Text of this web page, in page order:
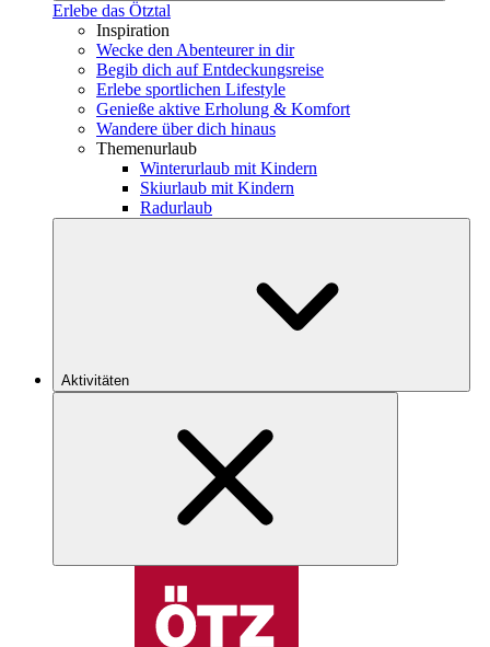
Erlebe das Ötztal
Inspiration
Wecke den Abenteurer in dir
Begib dich auf Entdeckungsreise
Erlebe sportlichen Lifestyle
Genieße aktive Erholung & Komfort
Wandere über dich hinaus
Themenurlaub
Winterurlaub mit Kindern
Skiurlaub mit Kindern
Radurlaub
Aktivitäten